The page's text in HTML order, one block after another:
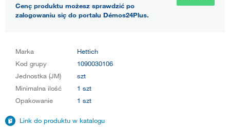
Cenę produktu możesz sprawdzić po
zalogowaniu się do portalu Démos24Plus.
Marka
Hettich
Kod grupy
1090030106
Jednostka (JM)
szt
Minimalna ilość
1 szt
Opakowanie
1 szt
Link do produktu w katalogu